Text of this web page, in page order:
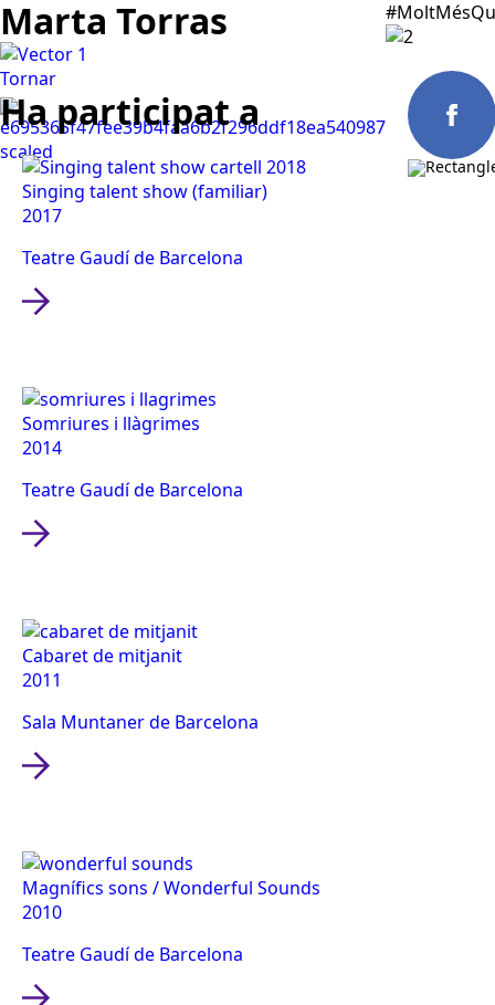
Marta Torras
Tornar
Ha participat a
Singing talent show (familiar)
2017
Teatre Gaudí de Barcelona
Somriures i llàgrimes
2014
Teatre Gaudí de Barcelona
Cabaret de mitjanit
2011
Sala Muntaner de Barcelona
Magnífics sons / Wonderful Sounds
2010
Teatre Gaudí de Barcelona